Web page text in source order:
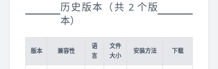
历史版本（共 2 个版
本）
版本 兼容性
语
言
文件
大小
安装方法 下载